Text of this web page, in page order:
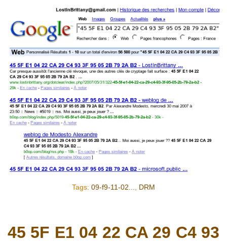
Tags: 09-f9-11-02... DRM
45 5F E1 04 22 CA 29 C4 93